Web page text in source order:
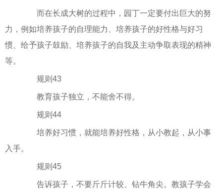
而在长成大树的过程中，园丁一定要付出巨大的努
力，例如培养孩子的自理能力、培养孩子的好性格与好习
惯、给予孩子鼓励、培养孩子的自我及主动争取表现的精神
等。
规则43
教育孩子独立，不能舍不得。
规则44
培养好习惯，就能培养好性格，从小教起，从小事
入手。
规则45
告诉孩子，不要斤斤计较、钻牛角尖。教孩子学会